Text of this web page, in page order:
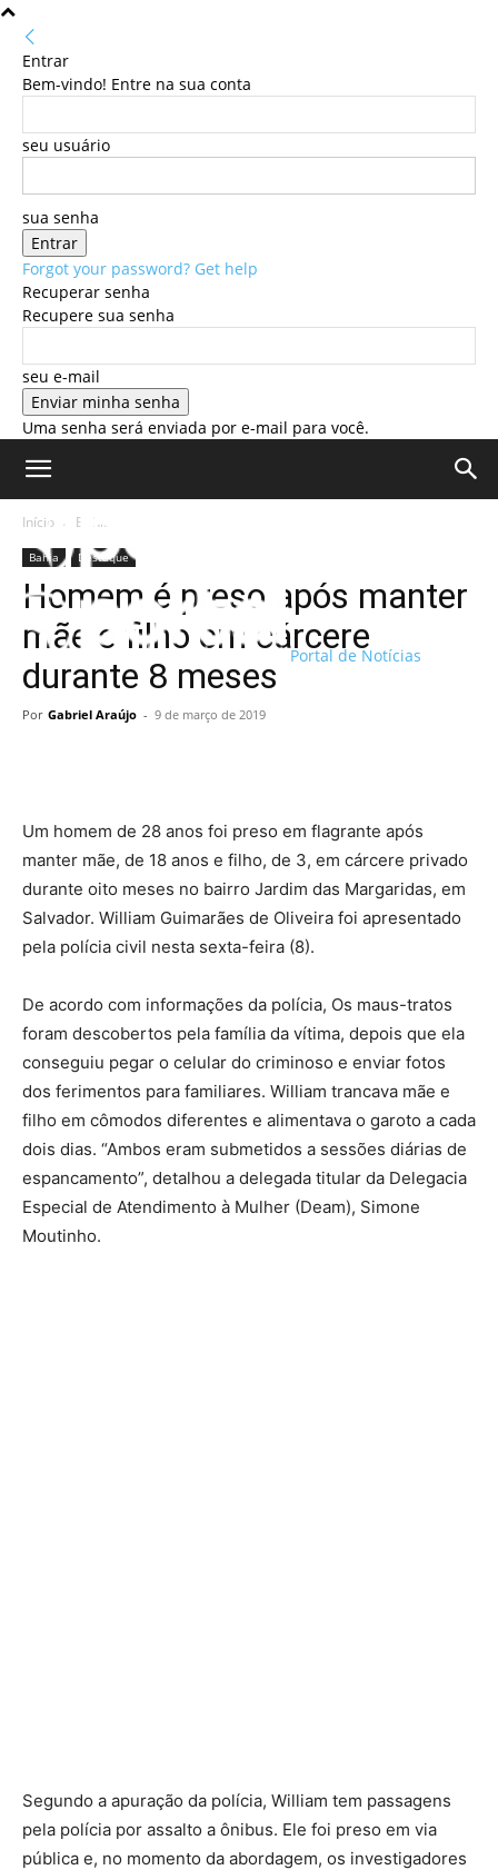
Entrar
Bem-vindo! Entre na sua conta
seu usuário
sua senha
Forgot your password? Get help
Recuperar senha
Recupere sua senha
seu e-mail
Uma senha será enviada por e-mail para você.
Portal de Notícias
Início Bahia
Bahia Destaque
Homem é preso após manter
mãe e filho em cárcere
durante 8 meses
Por Gabriel Araújo - 9 de março de 2019
Um homem de 28 anos foi preso em flagrante após
manter mãe, de 18 anos e filho, de 3, em cárcere privado
durante oito meses no bairro Jardim das Margaridas, em
Salvador. William Guimarães de Oliveira foi apresentado
pela polícia civil nesta sexta-feira (8).
De acordo com informações da polícia, Os maus-tratos
foram descobertos pela família da vítima, depois que ela
conseguiu pegar o celular do criminoso e enviar fotos
dos ferimentos para familiares. William trancava mãe e
filho em cômodos diferentes e alimentava o garoto a cada
dois dias. “Ambos eram submetidos a sessões diárias de
espancamento”, detalhou a delegada titular da Delegacia
Especial de Atendimento à Mulher (Deam), Simone
Moutinho.
Segundo a apuração da polícia, William tem passagens
pela polícia por assalto a ônibus. Ele foi preso em via
pública e, no momento da abordagem, os investigadores